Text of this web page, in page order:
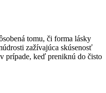
tomu, či forma lásky
zažívajúca skúsenosť
prípade, keď preniknú do čisto